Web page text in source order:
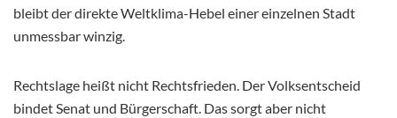
bleibt der direkte Weltklima-Hebel einer einzelnen Stadt
unmessbar winzig.
Rechtslage heißt nicht Rechtsfrieden. Der Volksentscheid
bindet Senat und Bürgerschaft. Das sorgt aber nicht